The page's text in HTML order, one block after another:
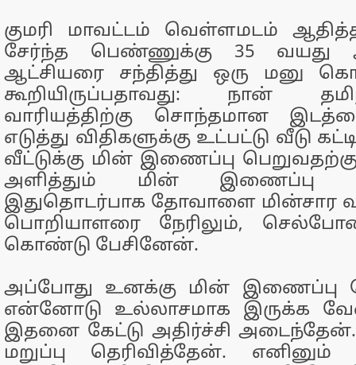
குமரி மாவட்டம் வெள்ளமடம்
சேர்ந்த பெண்ணுக்கு 35 வயது
ஆட்சியரை சந்தித்து ஒரு மனு
கூறியிருப்பதாவது: நான்
வாரியத்திற்கு சொந்தமான
எடுத்து விதிகளுக்கு உட்பட்டு வீடு
வீட்டுக்கு மின் இணைப்பு
அளித்தும் மின் இணைப்பு
இதுதொடர்பாக தோவாளை மின்சார
பொறியாளரை நேரிலும்,
கொண்டு பேசினேன்.
அப்போது உனக்கு மின் இணைப்பு
என்னோடு உல்லாசமாக இருக்க
இதனை கேட்டு அதிர்ச்சி
மறுப்பு தெரிவித்தேன்.